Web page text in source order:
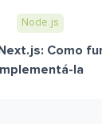
Node.js
Como
la